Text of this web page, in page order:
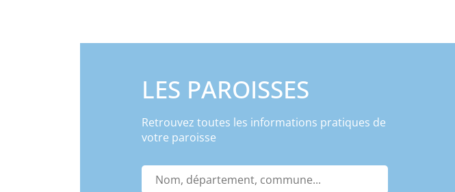
LES PAROISSES
Retrouvez toutes les informations pratiques de
votre paroisse